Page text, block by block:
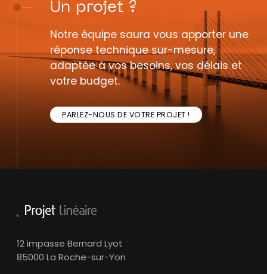
Un projet ?
Notre équipe saura vous apporter une
réponse technique sur-mesure,
adaptée à vos besoins, vos délais et
votre budget.
PARLEZ-NOUS DE VOTRE PROJET !
12 impasse Bernard Lyot
85000 La Roche-sur-Yon